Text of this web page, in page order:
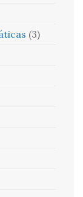
(3)